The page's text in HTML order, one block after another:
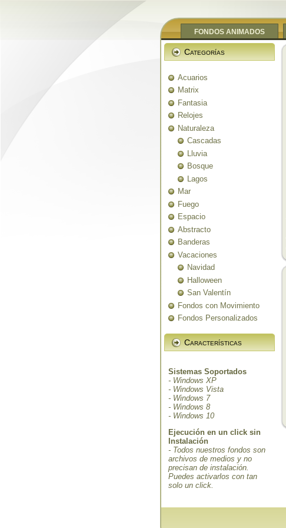
FONDOS ANIMADOS
Categorías
Acuarios
Matrix
Fantasia
Relojes
Naturaleza
Cascadas
Lluvia
Bosque
Lagos
Mar
Fuego
Espacio
Abstracto
Banderas
Vacaciones
Navidad
Halloween
San Valentín
Fondos con Movimiento
Fondos Personalizados
Características
Sistemas Soportados
- Windows XP
- Windows Vista
- Windows 7
- Windows 8
- Windows 10
Ejecución en un click sin
Instalación
- Todos nuestros fondos son
archivos de medios y no
precisan de instalación.
Puedes activarlos con tan
solo un click.